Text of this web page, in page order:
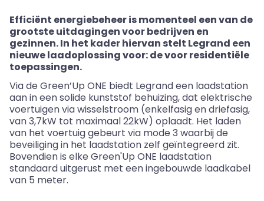
Efficiënt energiebeheer is momenteel een van de
grootste uitdagingen voor bedrijven en
gezinnen. In het kader hiervan stelt Legrand een
nieuwe laadoplossing voor: devoor residentiële
toepassingen.
Via de Green’Up ONE biedt Legrand een laadstation
aan in een solide kunststof behuizing, dat elektrische
voertuigen via wisselstroom (enkelfasigen driefasig,
van 3,7kW tot maximaal 22kW) oplaadt. Het laden
van het voertuig gebeurt via mode 3 waarbij de
beveiliging in het laadstation zelf geïntegreerd zit.
Bovendien is elke Green'Up ONE laadstation
standaard uitgerust met een ingebouwde laadkabel
van 5 meter.